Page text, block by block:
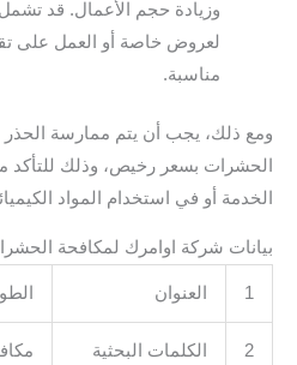
وزيادة حجم الأعمال. قد تشمل
لعروض خاصة أو العمل على
مناسبة.
ومع ذلك، يجب أن يتم ممارسة الحذر
الحشرات بسعر رخيص، وذلك للتأكد
الخدمة أو في استخدام المواد
بيانات شركة اوامرك لمكافحة
1 العنوان
2 الكلمات البحثية